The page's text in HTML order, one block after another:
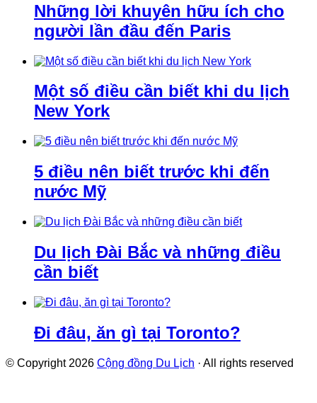
Những lời khuyên hữu ích cho
người lần đầu đến Paris
Một số điều cần biết khi du lịch
New York
5 điều nên biết trước khi đến
nước Mỹ
Du lịch Đài Bắc và những điều
cần biết
Đi đâu, ăn gì tại Toronto?
© Copyright 2026 Cộng đồng Du Lịch · All rights reserved